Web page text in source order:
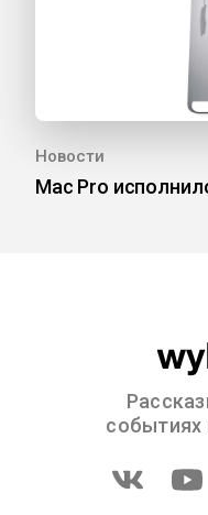
Новости
Mac Pro
событиях